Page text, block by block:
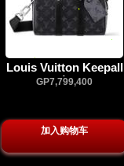
Louis Vuitton Keepall
Bandoulière 25 bag
GP7,799,400
加入购物车